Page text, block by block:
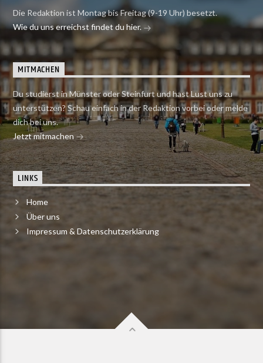
Die Redaktion ist Montag bis Freitag (9-19 Uhr) besetzt.
Wie du uns erreichst findet du hier.
MITMACHEN
Du studierst in Münster oder Steinfurt und hast Lust uns zu
unterstützen? Schau einfach in der Redaktion vorbei oder melde
dich bei uns.
Jetzt mitmachen
LINKS
Home
Über uns
Impressum & Datenschutzerklärung